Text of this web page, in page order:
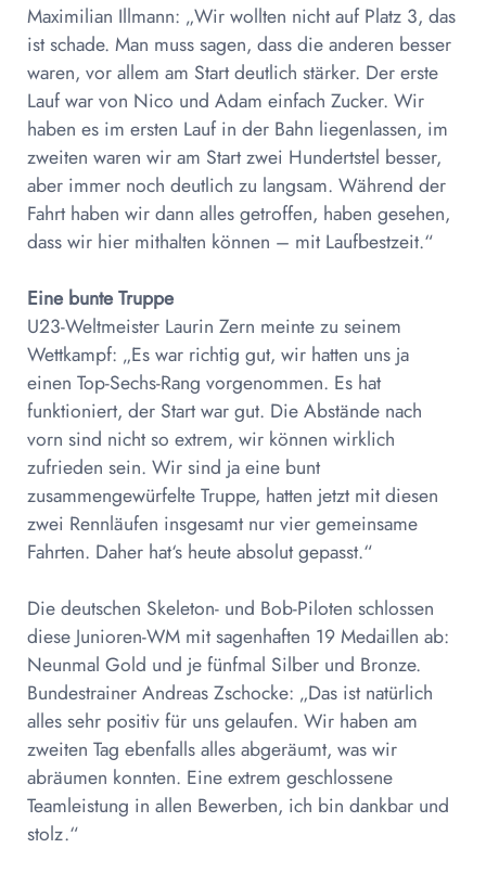
Maximilian Illmann: „Wir wollten nicht auf Platz 3, das
ist schade. Man muss sagen, dass die anderen besser
waren, vor allem am Start deutlich stärker. Der erste
Lauf war von Nico und Adam einfach Zucker. Wir
haben es im ersten Lauf in der Bahn liegenlassen, im
zweiten waren wir am Start zwei Hundertstel besser,
aber immer noch deutlich zu langsam. Während der
Fahrt haben wir dann alles getroffen, haben gesehen,
dass wir hier mithalten können – mit Laufbestzeit.“
Eine bunte Truppe
U23-Weltmeister Laurin Zern meinte zu seinem
Wettkampf: „Es war richtig gut, wir hatten uns ja
einen Top-Sechs-Rang vorgenommen. Es hat
funktioniert, der Start war gut. Die Abstände nach
vorn sind nicht so extrem, wir können wirklich
zufrieden sein. Wir sind ja eine bunt
zusammengewürfelte Truppe, hatten jetzt mit diesen
zwei Rennläufen insgesamt nur vier gemeinsame
Fahrten. Daher hat‘s heute absolut gepasst.“
Die deutschen Skeleton- und Bob-Piloten schlossen
diese Junioren-WM mit sagenhaften 19 Medaillen ab:
Neunmal Gold und je fünfmal Silber und Bronze.
Bundestrainer Andreas Zschocke: „Das ist natürlich
alles sehr positiv für uns gelaufen. Wir haben am
zweiten Tag ebenfalls alles abgeräumt, was wir
abräumen konnten. Eine extrem geschlossene
Teamleistung in allen Bewerben, ich bin dankbar und
stolz.“